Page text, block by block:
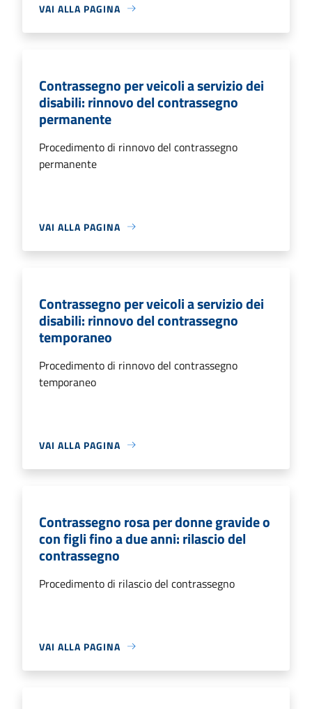
VAI ALLA PAGINA
Contrassegno per veicoli a servizio dei
disabili: rinnovo del contrassegno
permanente
Procedimento di rinnovo del contrassegno
permanente
VAI ALLA PAGINA
Contrassegno per veicoli a servizio dei
disabili: rinnovo del contrassegno
temporaneo
Procedimento di rinnovo del contrassegno
temporaneo
VAI ALLA PAGINA
Contrassegno rosa per donne gravide o
con figli fino a due anni: rilascio del
contrassegno
Procedimento di rilascio del contrassegno
VAI ALLA PAGINA